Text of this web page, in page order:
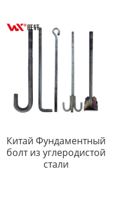
Китай Фундаментный
болт из углеродистой
стали